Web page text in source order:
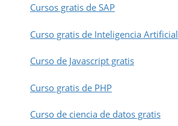
Cursos gratis de SAP
Curso gratis de Inteligencia Artificial
Curso de Javascript gratis
Curso gratis de PHP
Curso de ciencia de datos gratis